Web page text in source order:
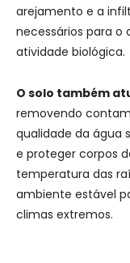
arejamento e a
necessários para o
atividade biológica.
O solo também
removendo
qualidade da água
e proteger corpos
temperatura das
ambiente estável
climas extremos.